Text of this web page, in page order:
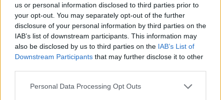
us or personal information disclosed to third parties prior to
your opt-out. You may separately opt-out of the further
disclosure of your personal information by third parties on the
IAB’s list of downstream participants. This information may
also be disclosed by us to third parties on the IAB’s List of
Downstream Participants that may further disclose it to other
Please note that this website/app uses one or more Google
Personal Data Processing Opt Outs
ELŐZŐ POSZT
Hazaküldték az ügyeletről az egy éves
gyermeket, másnap meghalt.